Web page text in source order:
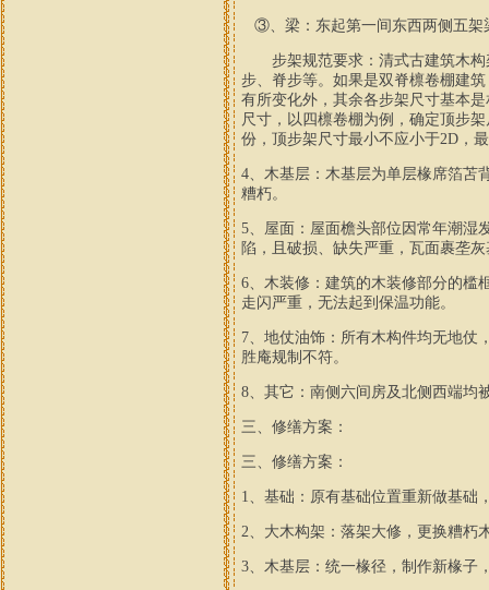
③、梁：东起第一间东西两侧五架
步架规范要求 ：清式古建筑木
步、脊步等。如果是双脊檩卷棚建
有所变化外，其余各步架尺寸基本
尺寸，以四檩卷棚为例，确定顶步
份，顶步架尺寸最小不应小于2D ，
4、木基层：木基层为单层椽席箔苫
糟朽。
5、屋面：屋面檐头部位因常年潮湿
陷，且破损、缺失严重，瓦面裹垄
6、木装修： 建筑的木装修部分的槛
走闪严重，无法起到保温功能。
7、地仗油饰：所有木构件均无地仗
胜庵规制不符。
8、其它：南侧六间房及北侧西端均
三、修缮方案：
三、修缮方案：
1、基础：原有基础位置重新做基础
2、大木构架：落架大修，更换糟朽
3、木基层：统一椽径，制作新椽子